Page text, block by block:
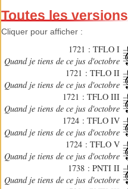
Toutes les versions
Cliquer pour afficher :
1721 : TFLO I
Quand je tiens de ce jus d'octobre
1721 : TFLO II
Quand je tiens de ce jus d'octobre
1721 : TFLO III
Quand je tiens de ce jus d'octobre
1724 : TFLO IV
Quand je tiens de ce jus d'octobre
1724 : TFLO V
Quand je tiens de ce jus d'octobre
1738 : PNTI II
Quand je tiens de ce jus d'octobre